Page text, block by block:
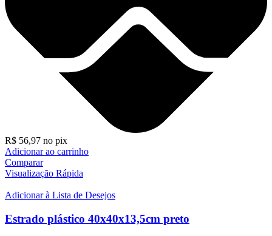
R$ 56,97 no pix
Adicionar ao carrinho
Comparar
Visualização Rápida
Adicionar à Lista de Desejos
Estrado plástico 40x40x13,5cm preto